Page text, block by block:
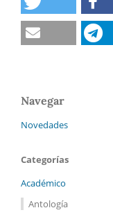
Navegar
Novedades
Categorías
Académico
Antología